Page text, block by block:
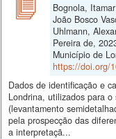
Bognola,
João Bosco
Uhlmann,
Pereira de,
Município de
https://doi.org/
Dados de identificação e
Londrina, utilizados para
(levantamento
pela prospecção das
a interpretaçã...